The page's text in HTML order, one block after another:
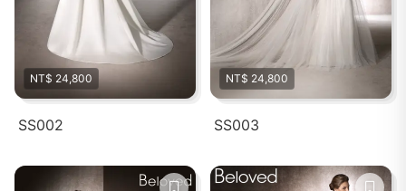
NT$ 24,800
SS002
NT$ 24,800
SS003